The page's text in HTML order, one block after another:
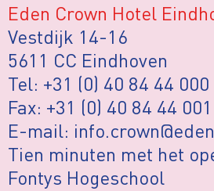
Eden Crown Hotel
Vestdijk 14-16
5611 CC Eindhoven
Tel: +31 (0) 40 84 44 000
Fax: +31 (0) 40 84 44 001
E-mail:
Tien minuten met het
Fontys Hogeschool